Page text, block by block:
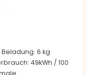
6 kg
49kWh / 100